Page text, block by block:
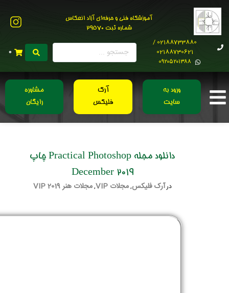
آموزشگاه فنی و حرفه‌ای آزاد انعکاس
شماره ثبت 29570
02188733880 /
02188730621
0۹۲۰۵۲۰۱۳۸۸
0
ورود به
سایت
آرک
فلیکس
مشاوره
رایگان
دانلود مجله Practical Photoshop چاپ
December 2019
درآرک فلیکس,مجلات VIP ,مجلات هنر 2019 VIP